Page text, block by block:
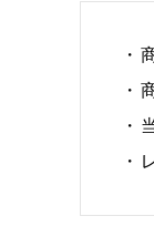
・
・
・
・